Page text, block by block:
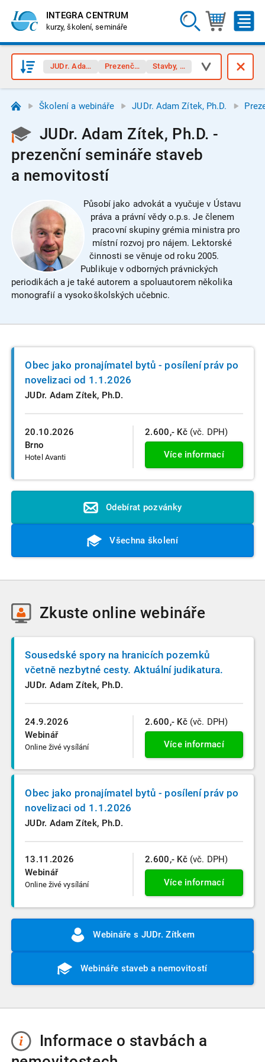
INTEGRA CENTRUM
kurzy, školení, semináře
JUDr. Adam Zítek, Ph.D.Prezenční seminářeStavby, nemovitosti
Školení a webináře JUDr. Adam Zítek, Ph.D.
JUDr. Adam Zítek, Ph.D. -
prezenční semináře staveb
a nemovitostí
Působí jako advokát a vyučuje v Ústavu
práva a právní vědy o.p.s. Je členem
pracovní skupiny grémia ministra pro
místní rozvoj pro nájem. Lektorské
činnosti se věnuje od roku 2005.
Publikuje v odborných právnických
periodikách a je také autorem a spoluautorem několika
monografií a vysokoškolských učebnic.
20.10.2026
Brno
Hotel Avanti
Obec jako pronajímatel bytů - posílení práv po
novelizaci od 1.1.2026
JUDr. Adam Zítek, Ph.D.
2.600,- Kč (vč. DPH)
Více informací
Odebírat pozvánky
Všechna školení
Zkuste online webináře
24.9.2026
Webinář
Online živé vysílání
Sousedské spory na hranicích pozemků
včetně nezbytné cesty. Aktuální judikatura.
JUDr. Adam Zítek, Ph.D.
2.600,- Kč (vč. DPH)
Více informací
13.11.2026
Webinář
Online živé vysílání
Obec jako pronajímatel bytů - posílení práv po
novelizaci od 1.1.2026
JUDr. Adam Zítek, Ph.D.
2.600,- Kč (vč. DPH)
Více informací
Webináře s JUDr. Zítkem
Webináře staveb a nemovitostí
Informace o stavbách a